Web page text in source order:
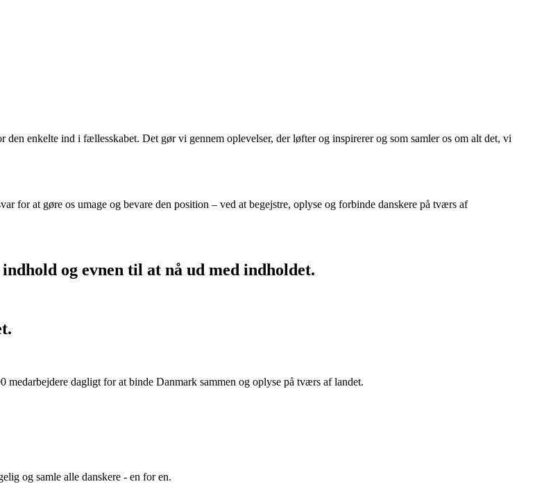
enkelte ind i fællesskabet. Det gør vi gennem oplevelser, der løfter og inspirerer og som samler os om alt det, vi
for at gøre os umage og bevare den position – ved at begejstre, oplyse og forbinde danskere på tværs af
og evnen til at nå ud med indholdet.
dagligt for at binde Danmark sammen og oplyse på tværs af landet.
og samle alle danskere - en for en.